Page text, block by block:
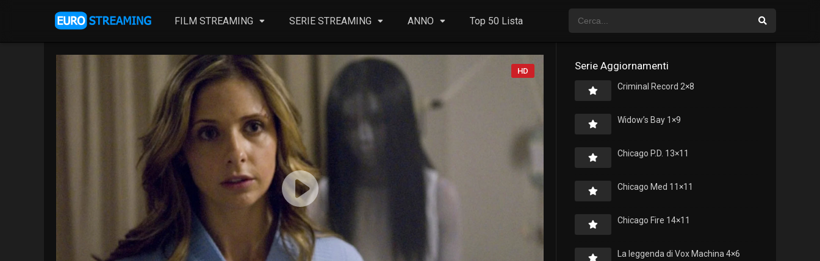
FILM STREAMING SERIE STREAMING ANNO Top 50 Lista
HD Serie Aggiornamenti
Criminal Record 2×8
Widow’s Bay 1×9
Chicago P.D. 13×11
Chicago Med 11×11
Chicago Fire 14×11
La leggenda di Vox Machina 4×6